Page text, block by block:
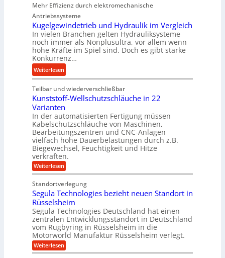
a
t
z
k
n
a
p
p
ü
b
e
r
V
o
r
j
a
h
r
u
:
F
o
r
c
h
u
n
g
s
f
ö
r
d
e
r
u
n
g
b
r
a
u
o
m
p
a
k
t
e
U
l
t
r
a
s
c
h
a
l
l
s
e
n
s
o
r
e
n
Mehr Effizienz durch elektromechanische
Antriebssysteme
Kugelgewindetrieb und Hydraulik im Vergleich
In vielen Branchen gelten Hydrauliksysteme
noch immer als Nonplusultra, vor allem wenn
hohe Kräfte im Spiel sind. Doch es gibt starke
Konkurrenz…
Weiterlesen:
K
u
g
e
l
g
e
w
i
n
d
e
t
r
i
b
u
n
Teilbar und wiederverschließbar
Kunststoff-Wellschutzschläuche in 22
Varianten
In der automatisierten Fertigung müssen
Kabelschutzschläuche von Maschinen,
Bearbeitungszentren und CNC-Anlagen
vielfach hohe Dauerbelastungen durch z.B.
Biegewechsel, Feuchtigkeit und Hitze
verkraften.
Weiterlesen:
K
n
s
t
s
t
o
f
f
-
W
Standortverlegung
Segula Technologies bezieht neuen Standort in
Rüsselsheim
Segula Technologies Deutschland hat einen
zentralen Entwicklungsstandort in Deutschland
vom Rugbyring in Rüsselsheim in die
Motorworld Manufaktur Rüsselsheim verlegt.
Weiterlesen:
S